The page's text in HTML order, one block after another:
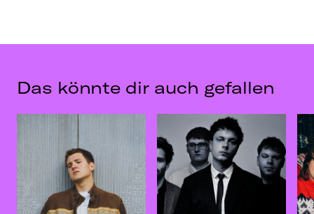
Das könnte dir auch gefallen